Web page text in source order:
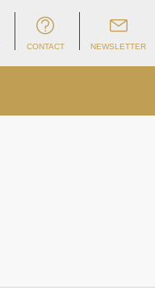
CONTACT NEWSLETTER